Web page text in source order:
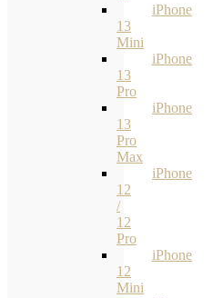
iPhone
13
Mini
iPhone
13
Pro
iPhone
13
Pro
Max
iPhone
12
/
12
Pro
iPhone
12
Mini